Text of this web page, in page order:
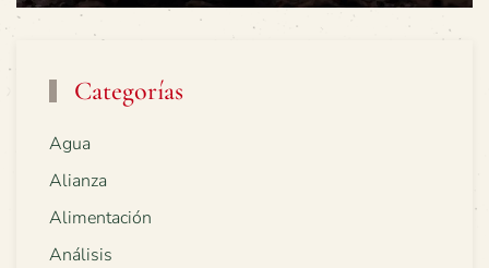
Categorías
Agua
Alianza
Alimentación
Análisis